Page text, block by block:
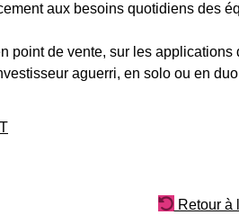
aux besoins quotidiens des
point de vente, sur les
aguerri, en solo ou en
Retour à